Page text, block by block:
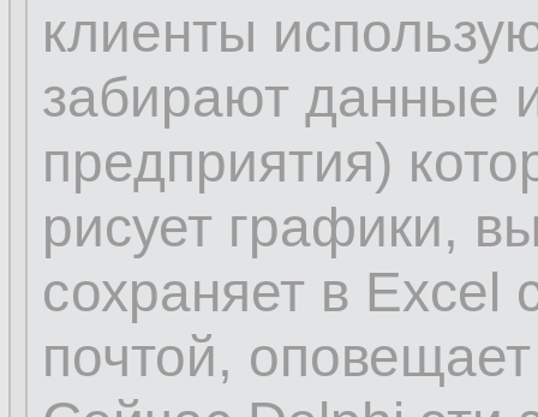
клиенты
забирают данные
предприятия)
рисует графики,
сохраняет в Excel
почтой,